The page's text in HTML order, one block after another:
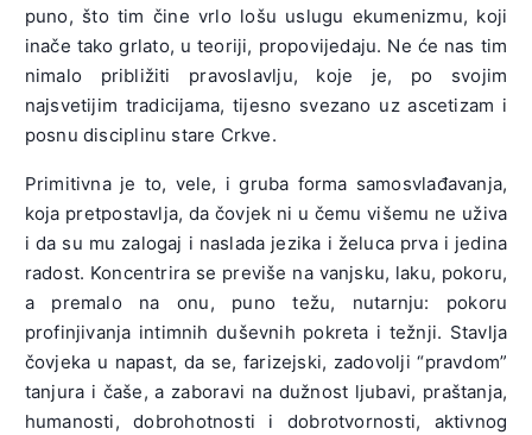
puno, što tim čine vrlo lošu uslugu ekumenizmu, koji
inače tako grlato, u teoriji, propovijedaju. Ne će nas tim
nimalo približiti pravoslavlju, koje je, po svojim
najsvetijim tradicijama, tijesno svezano uz ascetizam i
posnu disciplinu stare Crkve.
Primitivna je to, vele, i gruba forma samosvlađavanja,
koja pretpostavlja, da čovjek ni u čemu višemu ne uživa
i da su mu zalogaj i naslada jezika i želuca prva i jedina
radost. Koncentrira se previše na vanjsku, laku, pokoru,
a premalo na onu, puno težu, nutarnju: pokoru
profinjivanja intimnih duševnih pokreta i težnji. Stavlja
čovjeka u napast, da se, farizejski, zadovolji “pravdom”
tanjura i čaše, a zaboravi na dužnost ljubavi, praštanja,
humanosti, dobrohotnosti i dobrotvornosti, aktivnog